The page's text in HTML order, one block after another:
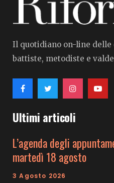
Il quotidiano on-line delle
battiste, metodiste e
Ultimi articoli
L’agenda degli
martedì 18 agosto
3 Agosto 2026